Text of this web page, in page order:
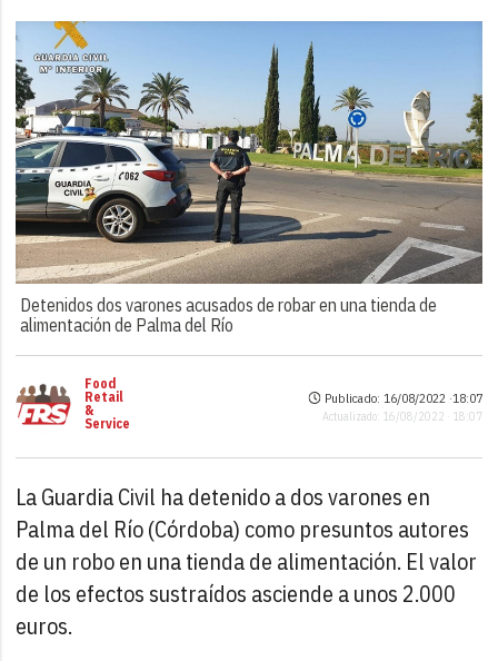
Detenidos dos varones acusados de robar en una tienda de
alimentación de Palma del Río
Food
Retail
&
Service
Publicado: 16/08/2022 ·18:07
Actualizado: 16/08/2022 · 18:07
La Guardia Civil ha detenido a dos varones en
Palma del Río (Córdoba) como presuntos autores
de un robo en una tienda de alimentación. El valor
de los efectos sustraídos asciende a unos 2.000
euros.